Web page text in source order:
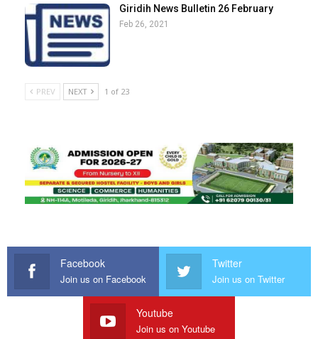
Giridih News Bulletin 26 February
Feb 26, 2021
PREV NEXT 1 of 23
Facebook
Join us on Facebook
Twitter
Join us on Twitter
Youtube
Join us on Youtube